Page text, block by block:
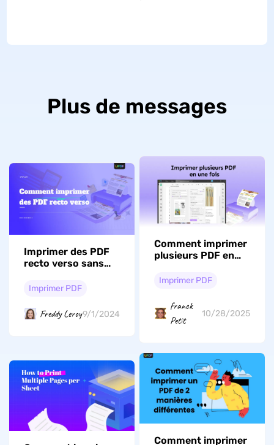
Plus de messages
Imprimer des PDF
recto verso sans
Imprimer PDF
Freddy Leroy9/1/2024
Comment imprimer
plusieurs PDF en
pratiques
Imprimer PDF
franck
Petit
10/28/2025
Comment imprimer